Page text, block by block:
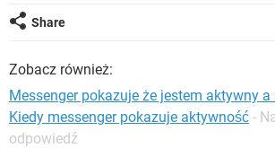
aktywności".
Share
Zobacz również:
Messenger pokazuje że jestem aktywny a
Kiedy messenger pokazuje aktywność -
odpowiedź